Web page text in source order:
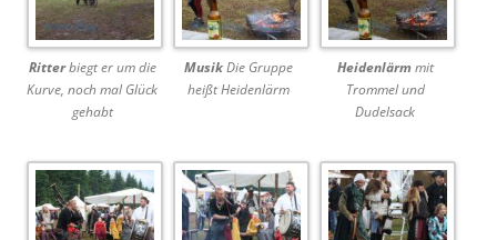
Ritterbiegt er um die
Kurve, noch mal Glück
gehabt
MusikDie Gruppe
heißt Heidenlärm
Heidenlärmmit
Trommel und
Dudelsack